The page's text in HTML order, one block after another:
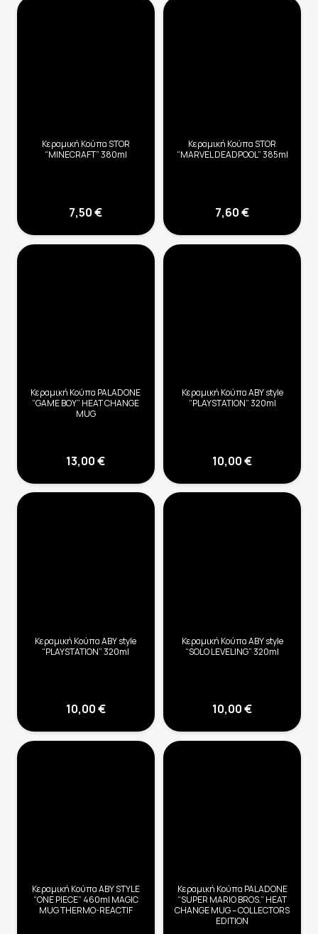
Κεραμική Κούπα STOR
“MINECRAFT” 380ml
7,50€
Κεραμική Κούπα STOR
“MARVEL DEADPOOL” 385ml
7,60€
Κεραμική Κούπα PALADONE
“GAME BOY” HEAT CHANGE
MUG
13,00€
Κεραμική Κούπα ABY style
“PLAYSTATION” 320ml
10,00€
Κεραμική Κούπα ABY style
“PLAYSTATION” 320ml
10,00€
Κεραμική Κούπα ABY style
“SOLO LEVELING” 320ml
10,00€
Κεραμική Κούπα ABY STYLE
“ONE PIECE” 460ml MAGIC
MUG THERMO-REACTIF
Κεραμική Κούπα PALADONE
“SUPER MARIO BROS.” HEAT
CHANGE MUG – COLLECTORS
EDITION